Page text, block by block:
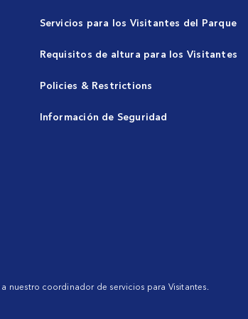
Servicios para los Visitantes del Parque
Requisitos de altura para los Visitantes
Policies & Restrictions
Información de Seguridad
a nuestro coordinador de servicios para Visitantes.